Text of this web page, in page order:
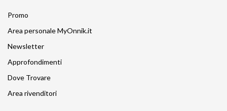
Promo
Area personale MyOnnik.it
Newsletter
Approfondimenti
Dove Trovare
Area rivenditori